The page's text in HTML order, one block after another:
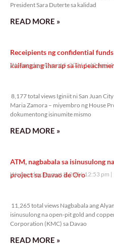
President Sara Duterte sa kalidad
READ MORE »
Receipients ng confidential
kailangang iharap sa
Wednesday, August 5, 2026 1:49 pm
8,177 total views Iginiit ni San Juan
Maria Zamora – miyembro ng House
dokumentong isinumite mismo
READ MORE »
ATM, nagbabala sa isinusulong
project sa Davao de Oro
Wednesday, August 5, 2026 12:53 pm
11,265 total views Nagbabala ang
isinusulong na open-pit gold and
Corporation (KMC) sa Davao
READ MORE »